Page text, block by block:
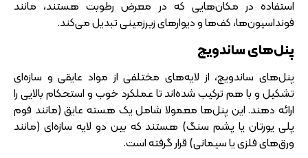
استفاده در مکان‌هایی که در معرض رطوبت هستند، مانند
فونداسیون‌ها، کف‌ها و دیوارهای زیرزمینی تبدیل می‌کند.
پنل‌های ساندویچ
پنل‌های ساندویچ، از لایه‌های مختلفی از مواد عایقی و سازه‌ای
تشکیل و با هم ترکیب شده‌اند تا عملکرد خوب و استحکام بالایی را
ارائه دهند. این پنل‌ها معمولا شامل یک هسته عایق (مانند فوم
پلی یورتان یا پشم سنگ) هستند که بین دو لایه سازه‌ای (مانند
ورق‌های فلزی یا سیمانی) قرار گرفته است.